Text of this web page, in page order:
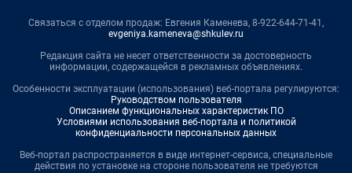
Связаться с отделом продаж: Евгения Каменева, 8-922-644-71-41,
evgeniya.kameneva@shkulev.ru
Редакция сайта не несет ответственности за достоверность
информации, содержащейся в рекламных объявлениях.
Особенности эксплуатации (использования) веб-портала регулируются:
Руководством пользователя
Описанием функциональных характеристик ПО
Условиями использования веб-портала и политикой
конфиденциальности персональных данных
Веб-портал распространяется в виде интернет-сервиса, специальные
действия по установке на стороне пользователя не требуются